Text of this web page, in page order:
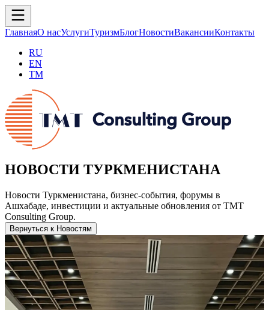
ГлавнаяО насУслугиТуризмБлогНовостиВакансииКонтакты
RU
EN
TM
НОВОСТИ ТУРКМЕНИСТАНА
Новости Туркменистана, бизнес-события, форумы в
Ашхабаде, инвестиции и актуальные обновления от TMT
Consulting Group.
Вернуться к Новостям